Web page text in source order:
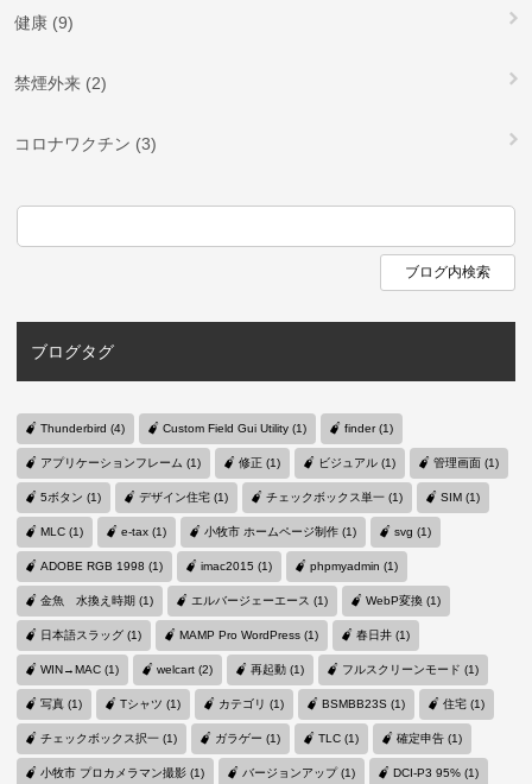
健康 (9)
禁煙外来 (2)
コロナワクチン (3)
ブログタグ
Thunderbird (4) Custom Field Gui Utility (1) finder (1)
アプリケーションフレーム (1) 修正 (1) ビジュアル (1) 管理画面 (1)
5ボタン (1) デザイン住宅 (1) チェックボックス単一 (1) SIM (1)
MLC (1) e-tax (1) 小牧市 ホームページ制作 (1) svg (1)
ADOBE RGB 1998 (1) imac2015 (1) phpmyadmin (1)
金魚 水換え時期 (1) エルバージェーエース (1) WebP変換 (1)
日本語スラッグ (1) MAMP Pro WordPress (1) 春日井 (1)
WIN→MAC (1) welcart (2) 再起動 (1) フルスクリーンモード (1)
写真 (1) Tシャツ (1) カテゴリ (1) BSMBB23S (1) 住宅 (1)
チェックボックス択一 (1) ガラゲー (1) TLC (1) 確定申告 (1)
小牧市 プロカメラマン撮影 (1) バージョンアップ (1) DCI-P3 95% (1)